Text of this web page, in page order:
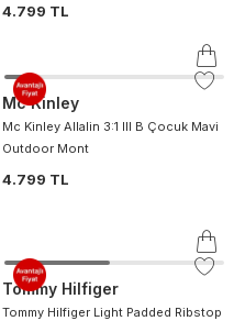
4.799 TL
Mc Kinley
Mc Kinley Allalin 3:1 III B Çocuk Mavi
Outdoor Mont
4.799 TL
Tommy Hilfiger
Tommy Hilfiger Light Padded Ribstop